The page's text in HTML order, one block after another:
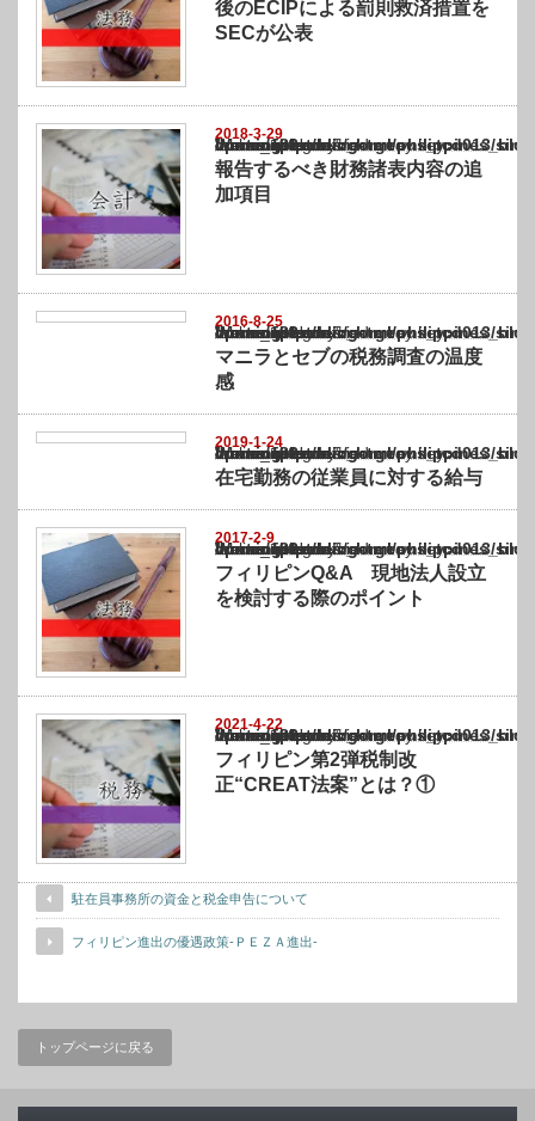
後のECIPによる罰則救済措置を
SECが公表
2018-3-29
Warning
: Undefined array key "show_category" in
/home/netst/kuno-cpa.co.jp/public_html/philippines_blog/wp-content/themes/
on line183
報告するべき財務諸表内容の追
加項目
2016-8-25
Warning
: Undefined array key "show_category" in
/home/netst/kuno-cpa.co.jp/public_html/philippines_blog/wp-content/themes/
on line183
マニラとセブの税務調査の温度
感
2019-1-24
Warning
: Undefined array key "show_category" in
/home/netst/kuno-cpa.co.jp/public_html/philippines_blog/wp-content/themes/
on line183
在宅勤務の従業員に対する給与
2017-2-9
Warning
: Undefined array key "show_category" in
/home/netst/kuno-cpa.co.jp/public_html/philippines_blog/wp-content/themes/
on line183
フィリピンQ&A 現地法人設立
を検討する際のポイント
2021-4-22
Warning
: Undefined array key "show_category" in
/home/netst/kuno-cpa.co.jp/public_html/philippines_blog/wp-content/themes/
on line183
フィリピン第2弾税制改
正“CREAT法案”とは？①
駐在員事務所の資金と税金申告について
フィリピン進出の優遇政策-ＰＥＺＡ進出-
トップページに戻る